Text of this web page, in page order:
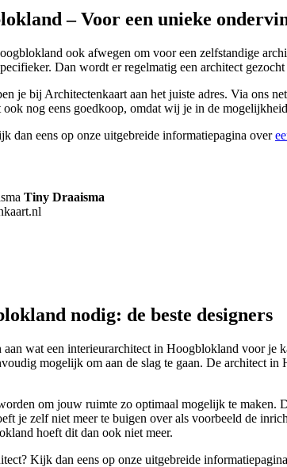
– Voor een unieke
ook afwegen om voor een zelfstandige
Dan wordt er regelmatig een architect
je bij Architectenkaart aan het juiste adres. Via
ook nog eens goedkoop, omdat wij je in de
dan eens op onze uitgebreide informatiepagina over
Tiny Draaisma
nodig: de beste designers
wat een interieurarchitect in Hoogblokland voor
mogelijk om aan de slag te gaan. De
om jouw ruimte zo optimaal mogelijk te maken.
je zelf niet meer te buigen over als voorbeeld de
hoeft dit dan ook niet meer.
Kijk dan eens op onze uitgebreide